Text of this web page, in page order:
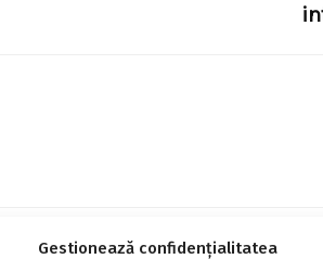
Gestionează confidențialitatea